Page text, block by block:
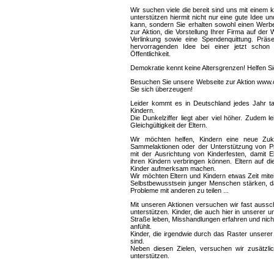
Wir suchen viele die bereit sind uns mit einem
unterstützen hiermit nicht nur eine gute Idee
kann, sondern Sie erhalten sowohl einen
zur Aktion, die Vorstellung Ihrer Firma auf der
Verlinkung sowie eine Spendenquittung.
hervorragenden Idee bei einer jetzt schon
Öffentlichkeit.
Demokratie kennt keine Altersgrenzen! Helfen
Besuchen Sie unsere Webseite zur Aktion
Sie sich überzeugen!
Leider kommt es in Deutschland jedes Jahr
Kindern.
Die Dunkelziffer liegt aber viel höher. Zudem
Gleichgültigkeit der Eltern.
Wir möchten helfen, Kindern eine neue
Sammelaktionen oder der Unterstützung von
mit der Ausrichtung von Kinderfesten, damit
ihren Kindern verbringen können. Eltern auf
Kinder aufmerksam machen.
Wir möchten Eltern und Kindern etwas Zeit
Selbstbewusstsein junger Menschen stärken,
Probleme mit anderen zu teilen ...
Mit unseren Aktionen versuchen wir fast
unterstützen. Kinder, die auch hier in unserer
Straße leben, Misshandlungen erfahren und
anfühlt.
Kinder, die irgendwie durch das Raster
sind.
Neben diesen Zielen, versuchen wir
unterstützen.